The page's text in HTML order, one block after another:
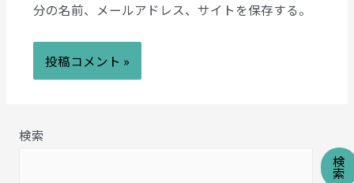
分の名前、メールアドレス、サイトを保存する。
検索
検
索